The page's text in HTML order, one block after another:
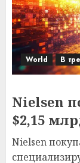
World В
Nielsen
$2,15
Nielsen